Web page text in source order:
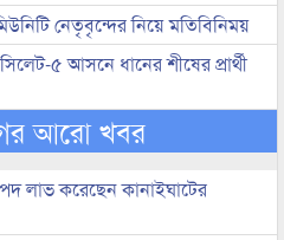
নেতৃবৃন্দের নিয়ে মতিবিনিময়
৫ আসনে ধানের শীষের প্রার্থী
আরো খবর
পদ লাভ করেছেন কানাইঘাটের